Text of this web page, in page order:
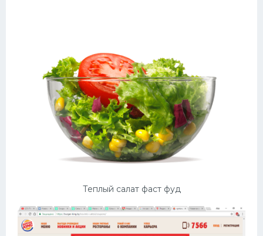
Теплый салат фаст фуд